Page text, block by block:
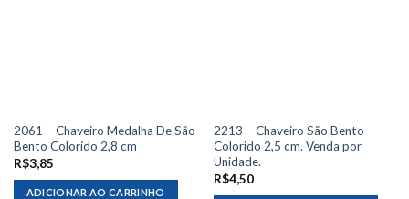
2061 – Chaveiro Medalha De São
Bento Colorido 2,8 cm
R$3,85
ADICIONAR AO CARRINHO
2213 – Chaveiro São Bento
Colorido 2,5 cm. Venda por
Unidade.
R$4,50